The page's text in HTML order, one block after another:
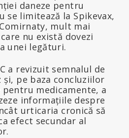
daneze pentru
se limitează la Spikevax,
mult mai
nu există dovezi
unei legături.
a revizuit semnalul de
și, pe baza concluziilor
pentru medicamente, a
informațiile despre
urticaria cronică să
efect secundar al